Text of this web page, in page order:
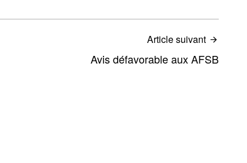
Article suivant
Avis défavorable aux AFSB